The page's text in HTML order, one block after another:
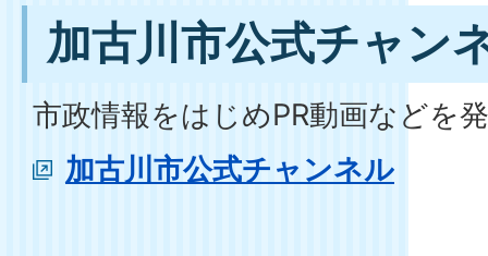
加古川市公式チャン
市政情報をはじめPR動画などを
加古川市公式チャンネル